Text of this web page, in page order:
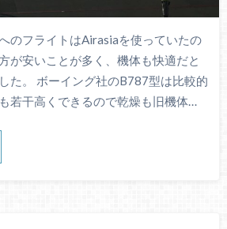
のフライトはAirasiaを使っていたの
が安いことが多く、機体も快適だと
た。 ボーイング社のB787型は比較的
若干高くできるので乾燥も旧機体…